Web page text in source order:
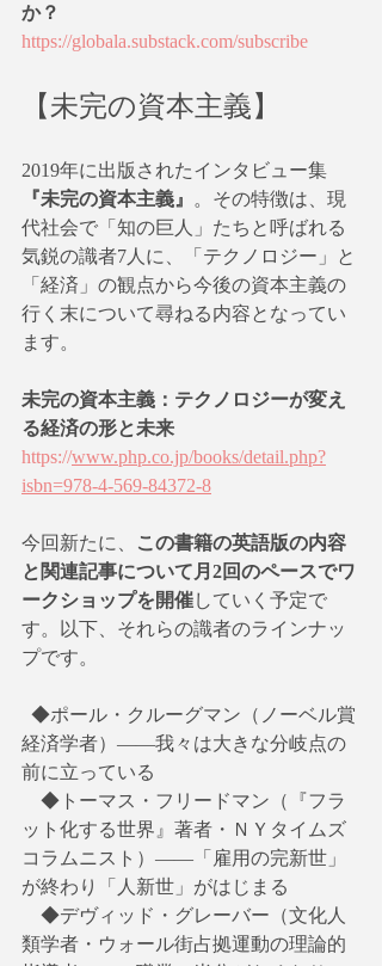
か？
https://globala.substack.com/subscribe
【未完の資本主義】
2019年に出版されたインタビュー集
『未完の資本主義』
。その特徴は、現
代社会で「知の巨人」たちと呼ばれる
気鋭の識者7人に、「テクノロジー」と
「経済」の観点から今後の資本主義の
行く末について尋ねる内容となってい
ます。
未完の資本主義：テクノロジーが変え
る経済の形と未来
https://www.php.co.jp/books/detail.php?
isbn=978-4-569-84372-8
今回新たに、
この書籍の英語版の内容
と関連記事について月2回のペースでワ
ークショップを開催していく予定で
す。以下、それらの識者のラインナッ
プです。
経済学者）――我々は大きな分岐点の
前に立っている
◆トーマス・フリードマン（『フラ
ット化する世界』著者・ＮＹタイムズ
コラムニスト）――「雇用の完新世」
が終わり「人新世」がはじまる
◆デヴィッド・グレーバー（文化人
類学者・ウォール街占拠運動の理論的